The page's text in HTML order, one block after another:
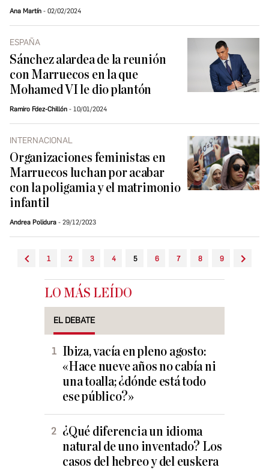
Ana Martín 02/02/2024
ESPAÑA
Sánchez alardea de la reunión
con Marruecos en la que
Mohamed VI le dio plantón
Ramiro Fdez-Chillón 10/01/2024
INTERNACIONAL
Organizaciones feministas en
Marruecos luchan por acabar
con la poligamia y el matrimonio
infantil
Andrea Polidura 29/12/2023
1 2 3 4 5 6 7 8 9
LO MÁS LEÍDO
EL DEBATE
Ibiza, vacía en pleno agosto:
«Hace nueve años no cabía ni
una toalla; ¿dónde está todo
ese público?»
¿Qué diferencia un idioma
natural de uno inventado? Los
casos del hebreo y del euskera